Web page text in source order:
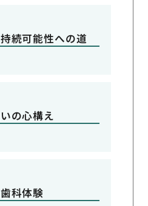
続可能性への道
の心構え
科体験